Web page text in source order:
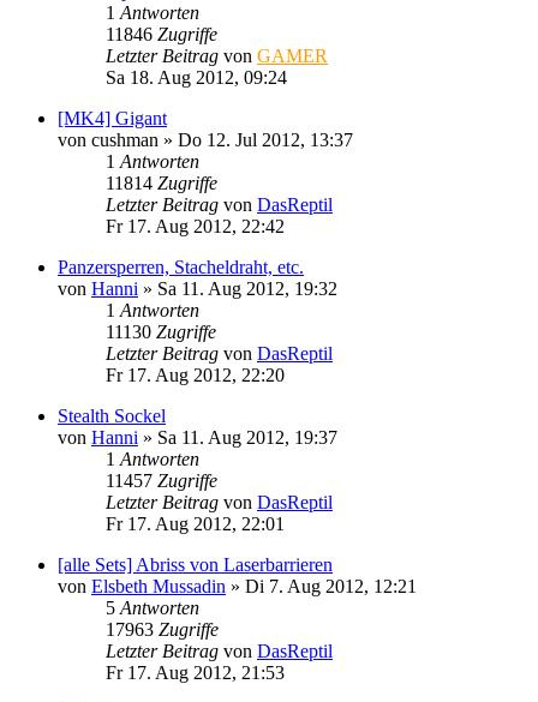
1 Antworten
11846 Zugriffe
Letzter Beitrag von GAMER
Sa 18. Aug 2012, 09:24
[MK4] Gigant
von cushman » Do 12. Jul 2012, 13:37
1 Antworten
11814 Zugriffe
Letzter Beitrag von DasReptil
Fr 17. Aug 2012, 22:42
Panzersperren, Stacheldraht, etc.
von Hanni » Sa 11. Aug 2012, 19:32
1 Antworten
11130 Zugriffe
Letzter Beitrag von DasReptil
Fr 17. Aug 2012, 22:20
Stealth Sockel
von Hanni » Sa 11. Aug 2012, 19:37
1 Antworten
11457 Zugriffe
Letzter Beitrag von DasReptil
Fr 17. Aug 2012, 22:01
[alle Sets] Abriss von Laserbarrieren
von Elsbeth Mussadin » Di 7. Aug 2012, 12:21
5 Antworten
17963 Zugriffe
Letzter Beitrag von DasReptil
Fr 17. Aug 2012, 21:53